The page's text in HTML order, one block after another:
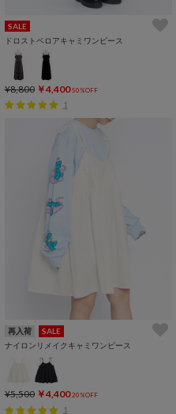
SALE
ドロストベロアキャミワンピース
¥8,800 ￥4,400 50%OFF
1
再入荷
SALE
ナイロンリメイクキャミワンピース
¥5,500 ￥4,400 20%OFF
1